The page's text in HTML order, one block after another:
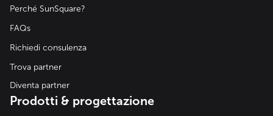
Perché SunSquare?
FAQs
Richiedi consulenza
Trova partner
Diventa partner
Prodotti & progettazione